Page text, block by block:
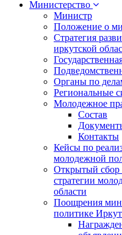
Министерство
Министр
Положение о
Стратегия
иркутской
Органы по
Региональные
Молодежное
Состав
Контакты
Кейсы по
молодежной
Открытый сбор
стратегии
области
Поощрения
политике